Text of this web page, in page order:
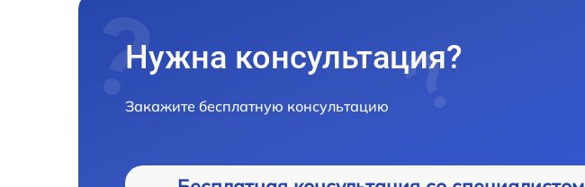
Нужна консультация?
Закажите бесплатную консультацию